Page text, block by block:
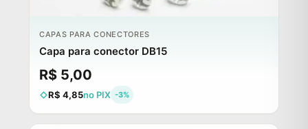
CAPAS PARA CONECTORES
Capa para conector DB15
R$ 5,00
R$ 4,85no PIX -3%